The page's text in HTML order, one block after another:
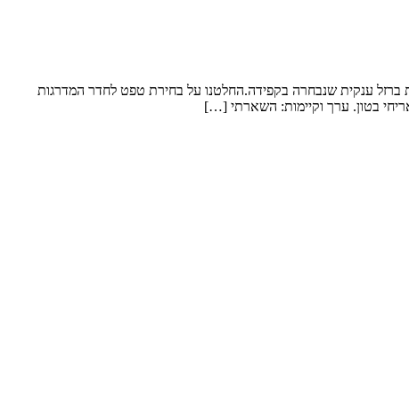
ברזל ענקית שנבחרה בקפידה.החלטנו על בחירת טפט לחדר המדרגות
בטון. ערך וקיימות: השארתי […]